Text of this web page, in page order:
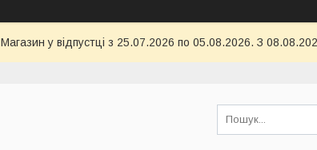
Магазин у відпустці з 25.07.2026 по 05.08.2026. З